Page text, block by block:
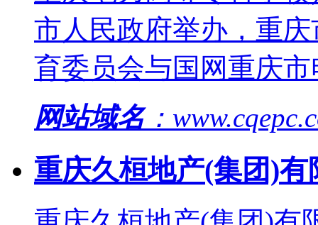
市人民政府举办，重
育委员会与国网重庆
网站域名：
重庆久桓地产(集团)有